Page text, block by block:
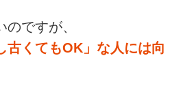
ですが、
古くてもOK」な人には向